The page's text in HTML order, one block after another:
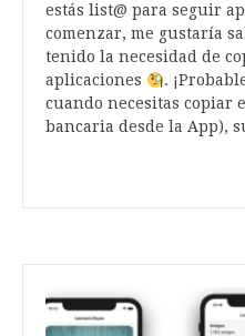
estás list@ para seguir
comenzar, me gustaría
tenido la necesidad de
aplicaciones
.
cuando necesitas copiar
bancaria desde la App),